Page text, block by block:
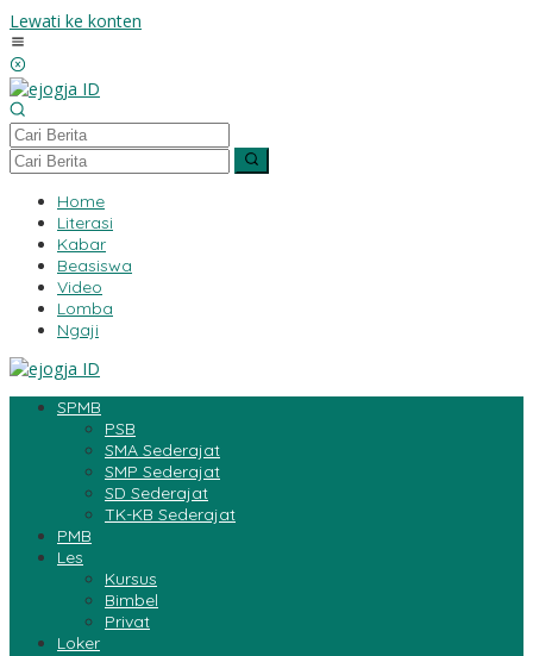
Lewati ke konten
Home
Literasi
Kabar
Beasiswa
Video
Lomba
Ngaji
SPMB
PSB
SMA Sederajat
SMP Sederajat
SD Sederajat
TK-KB Sederajat
PMB
Les
Kursus
Bimbel
Privat
Loker